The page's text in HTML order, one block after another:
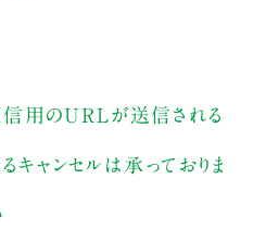
信用のURLが送信される
ャンセルは承っておりま